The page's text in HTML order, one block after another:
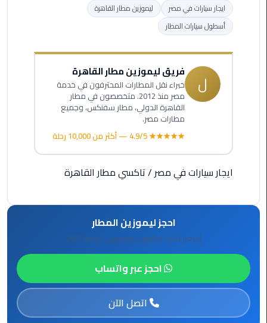
القاهرة
والعكس
ليموزين
مرسيدس
ليموزين
الي
تاكسي
المطار
ايجار سيارات في مصر
ليموزين مطار القاهرة
أسطول سيارات المطار
ل فريق ليموزين مطار القاهرة
خبراء نقل المطارات المحترفون في خدمة
مصر منذ 2012. متخصصون في مطار
القاهرة الدولي، مطار سفنكس، وجميع
مطارات مصر.
★★★★★ 4.9/5 — أكثر من 10,000 رحلة
ايجار سيارات في مصر/تاكسي مطار القاهرة
احجز ليموزين المطار
أسعار ثابتة، سائقون محترفون، خدمة 24/7
احجز عبر واتساب
اتصل الآن